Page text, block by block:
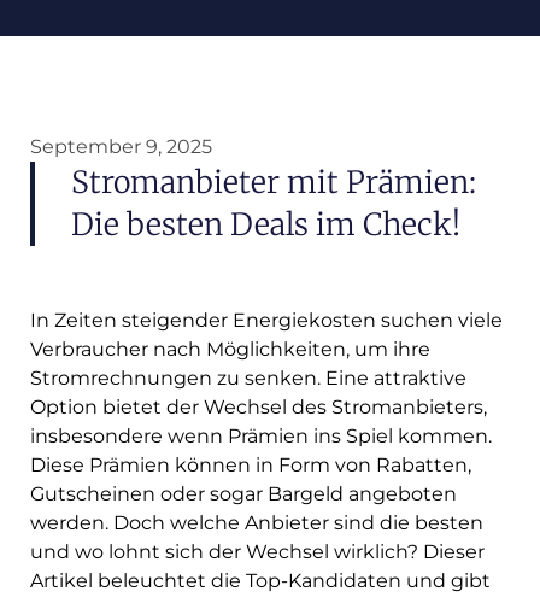
September 9, 2025
Stromanbieter mit Prämien:
Die besten Deals im Check!
In Zeiten steigender Energiekosten suchen viele
Verbraucher nach Möglichkeiten, um ihre
Stromrechnungen zu senken. Eine attraktive
Option bietet der Wechsel des Stromanbieters,
insbesondere wenn Prämien ins Spiel kommen.
Diese Prämien können in Form von Rabatten,
Gutscheinen oder sogar Bargeld angeboten
werden. Doch welche Anbieter sind die besten
und wo lohnt sich der Wechsel wirklich? Dieser
Artikel beleuchtet die Top-Kandidaten und gibt